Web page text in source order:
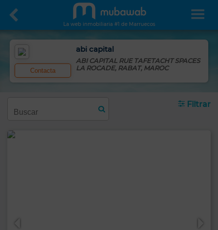
La web inmobiliaria #1 de Marruecos
Contacta
abi capital
ABI CAPITAL RUE TAFETACHT SPACES
LA ROCADE, RABAT, MAROC
Filtrar